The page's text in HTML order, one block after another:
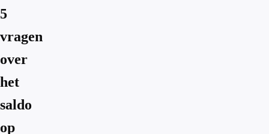
5
vragen
over
het
saldo
op